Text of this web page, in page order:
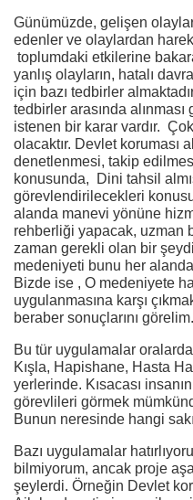
Günümüzde, gelişen
edenler ve olaylardan
toplumdaki etkilerine
yanlış olayların, hatalı
için bazı tedbirler
tedbirler arasında
istenen bir karar vardır.
olacaktır. Devlet koruması
denetlenmesi, takip
konusunda, Dini tahsil
görevlendirilecekleri
alanda manevi yönüne
rehberliği yapacak, uzman
zaman gerekli olan bir
medeniyeti bunu her
Bizde ise , O medeniyete
uygulanmasına karşı
beraber sonuçlarını görelim.
Bu tür uygulamalar
Kışla, Hapishane, Hasta
yerlerinde. Kısacası
görevlileri görmek
Bunun neresinde hangi
Bazı uygulamalar
bilmiyorum, ancak proje
şeylerdi. Örneğin Devlet